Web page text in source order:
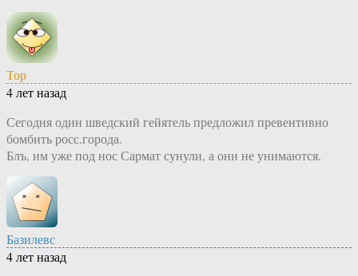
Тор
4 лет назад
Сегодня один шведский гейятель предложил превентивно
бомбить росс.города.
Блъ, им уже под нос Сармат сунули, а они не унимаются.
Базилевс
4 лет назад